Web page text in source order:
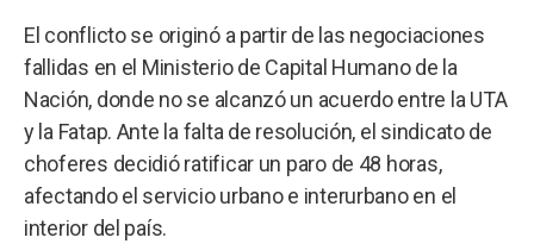
El conflicto se originó a partir de las negociaciones
fallidas en el Ministerio de Capital Humano de la
Nación, donde no se alcanzó un acuerdo entre la UTA
y la Fatap. Ante la falta de resolución, el sindicato de
choferes decidió ratificar un paro de 48 horas,
afectando el servicio urbano e interurbano en el
interior del país.